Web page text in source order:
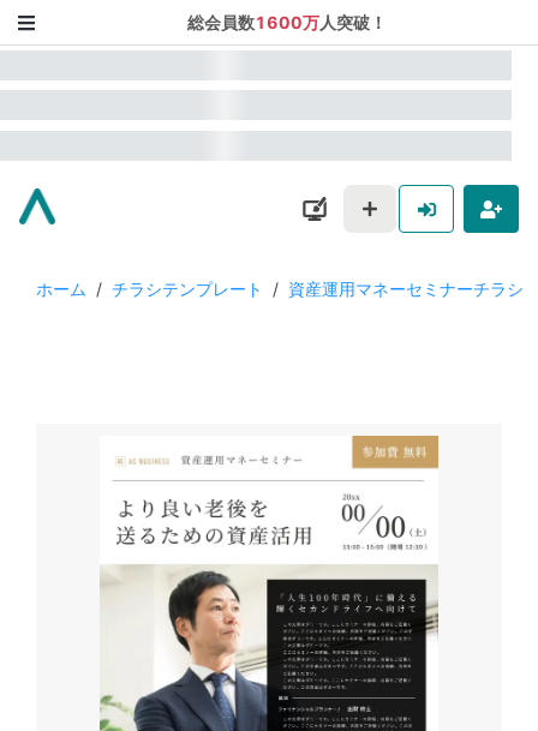
総会員数1600万人突破！
ホーム / チラシテンプレート / 資産運用マネーセミナーチラシ